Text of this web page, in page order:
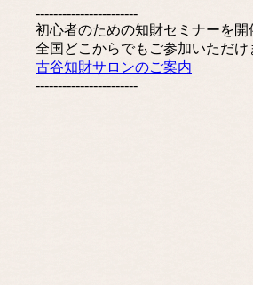
-----------------------
初心者のための知財セミナーを開
全国どこからでもご参加いただけ
古谷知財サロンのご案内
-----------------------